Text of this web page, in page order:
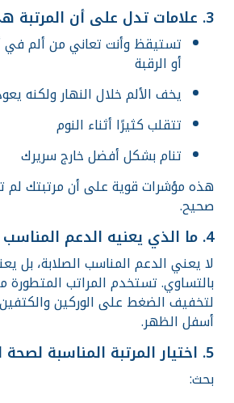
3. علامات تدل على أن المرتبة هي المشكلة
تستيقظ وأنت تعاني من ألم
أو الرقبة
يخف الألم خلال النهار ولكنه
تتقلب كثيرًا أثناء النوم
تنام بشكل أفضل خارج سريرك
هذه مؤشرات قوية على أن مرتبتك
صحيح.
4. ما الذي يعنيه الدعم المناسب حقاً
لا يعني الدعم المناسب الصلابة، بل
بالتساوي. تستخدم المراتب
لتخفيف الضغط على الوركين
أسفل الظهر.
5. اختيار المرتبة المناسبة لصحة الظهر
بحث: